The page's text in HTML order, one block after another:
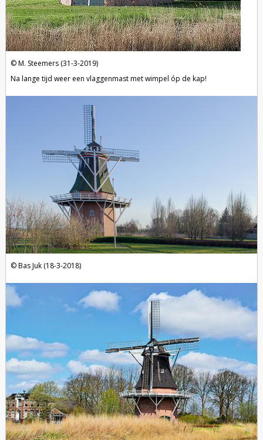
M. Steemers (31-3-2019)
Na lange tijd weer een vlaggenmast met wimpel óp de kap!
Bas Juk (18-3-2018)